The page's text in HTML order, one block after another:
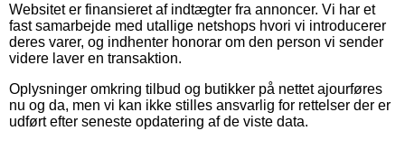
Websitet er finansieret af indtægter fra annoncer. Vi har et
fast samarbejde med utallige netshops hvori vi introducerer
deres varer, og indhenter honorar om den person vi sender
videre laver en transaktion.
Oplysninger omkring tilbud og butikker på nettet ajourføres
nu og da, men vi kan ikke stilles ansvarlig for rettelser der er
udført efter seneste opdatering af de viste data.